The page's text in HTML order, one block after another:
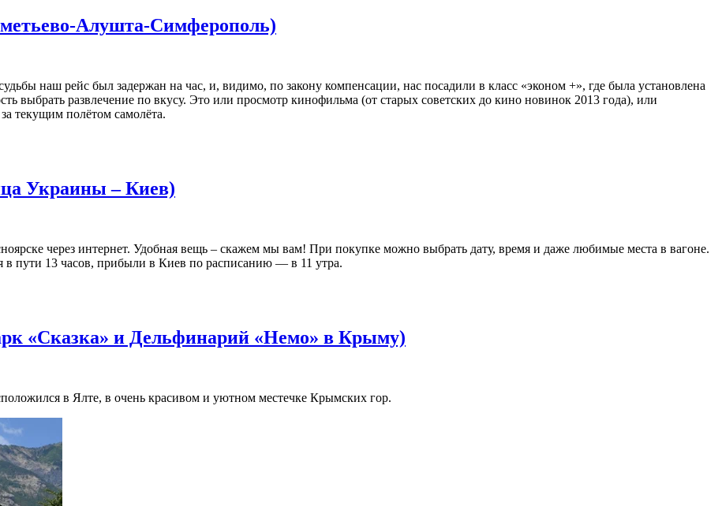
Алушта-Симферополь)
наш рейс был задержан на час, и, видимо, по закону компенсации, нас посадили в класс «эконом +», где была установлена
выбрать развлечение по вкусу. Это или просмотр кинофильма (от старых советских до кино новинок 2013 года), или
текущим полётом самолёта.
Украины – Киев)
через интернет. Удобная вещь – скажем мы вам! При покупке можно выбрать дату, время и даже любимые места в вагоне.
пути 13 часов, прибыли в Киев по расписанию — в 11 утра.
«Сказка» и Дельфинарий «Немо» в Крыму)
в Ялте, в очень красивом и уютном местечке Крымских гор.